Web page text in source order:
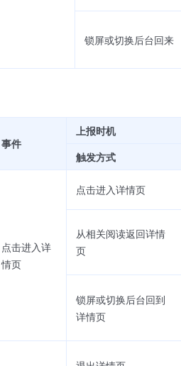
锁屏或切换后台回来
事件
上报时机
触发方式
点击进入详
情页
点击进入详情页
从相关阅读返回详情
页
锁屏或切换后台回到
详情页